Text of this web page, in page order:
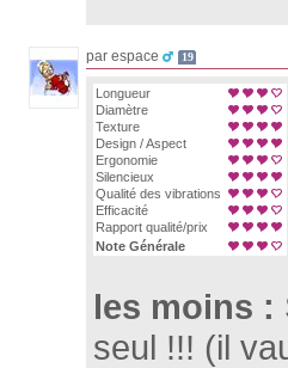
par espace 19
Longueur
Diamètre
Texture
Design / Aspect
Ergonomie
Silencieux
Qualité des vibrations
Efficacité
Rapport qualité/prix
Note Générale
les moins :
seul !!! (il